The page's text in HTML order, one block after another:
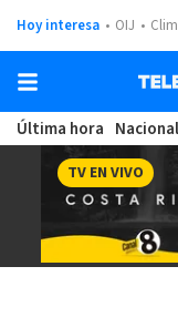
Hoy interesa OIJ
Última hora Nacional
TV EN VIVO